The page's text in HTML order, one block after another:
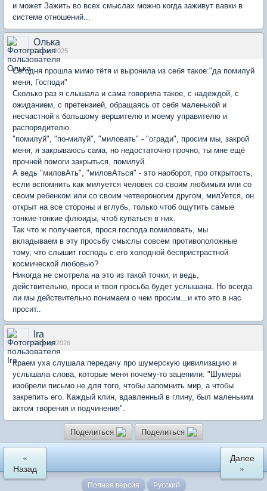
и может Зажить во всех смыслах можно когда заживут вавки в
системе отношений...
Олька
14 авг 2025
Сегодня прошла мимо тётя и выронила из себя такое:"да помилуй
меня, Господи"
Сколько раз я слышала и сама говорила такое, с надеждой, с
ожиданием, с претензией, обращаясь от себя маленькой и
несчастной к большому вершителю и моему управителю и
распорядителю.
"помилуй", "по-милуй", "миловать" - "огради", просим мы, закрой
меня, я закрываюсь сама, но недостаточно прочно, ты мне ещё
прочней помоги закрыться, помилуй.
А ведь "миловАть", "миловАться" - это наоборот, про открытость,
если вспомнить как милуется человек со своим любимым или со
своим ребенком или со своим четвероногим другом, милУется, он
открыт на все стороны и вглубь, только чтоб ощутить самые
тонкие-тонкие флюиды, чтоб купаться в них.
Так что ж получается, прося господа помиловать, мы
вкладываем в эту просьбу смыслы совсем противоположные
тому, что слышит господь с его холодной беспристрастной
космической любовью?
Никогда не смотрела на это из такой точки, и ведь,
действительно, проси и твоя просьба будет услышана. Но всегда
ли мы действительно понимаем о чем просим...и кто это в нас
просит..
Ira
09 мар 2026
Краем уха слушала передачу про шумерскую цивилизацию и
услышала слова, которые меня почему-то зацепили: "Шумеры
изобрели письмо не для того, чтобы запомнить мир, а чтобы
закрепить его. Каждый клин, вдавленный в глину, был маленьким
актом творения и подчинения".
Поделиться Поделиться
«
Назад
Далее
»
Полная версия Русский